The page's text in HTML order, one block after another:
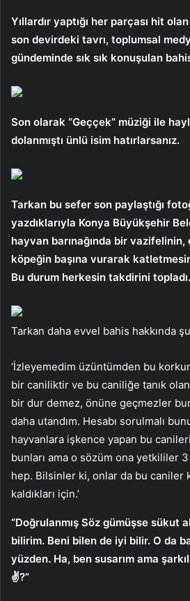
Yıllardır yaptığı her parçası hit
son devirdeki tavrı, toplumsal
gündeminde sık sık konuşulan
Son olarak “Geççek” müziği ile
dolanmıştı ünlü isim hatırlarsanız.
Tarkan bu sefer son paylaştığı
yazdıklarıyla Konya Büyükşehir
hayvan barınağında bir
köpeğin başına vurarak
Bu durum herkesin takdirini topladı.
Tarkan daha evvel bahis hakkında
‘İzleyemedim üzüntümden bu
bir caniliktir ve bu caniliğe tanık
bir dur demez, önüne geçmezler
daha utandım. Hesabı sorulmalı
hayvanlara işkence yapan bu
bunları ama o sözüm ona yetkililer
hep. Bilsinler ki, onlar da bu caniler
kaldıkları için.’
“Doğrulanmış Söz gümüşse sükut
bilirim. Beni bilen de iyi bilir. O da
yüzden. Ha, ben susarım ama
✌️?”